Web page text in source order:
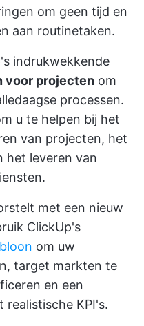
om geen tijd en
aan routinetaken.
indrukwekkende
voor projecten om
processen.
u te helpen bij het
van projecten, het
het leveren van
met een nieuw
ClickUp's
om uw
target markten te
en een
realistische KPI's.